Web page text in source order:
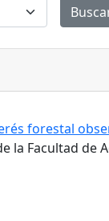
forestal
la Facultad de